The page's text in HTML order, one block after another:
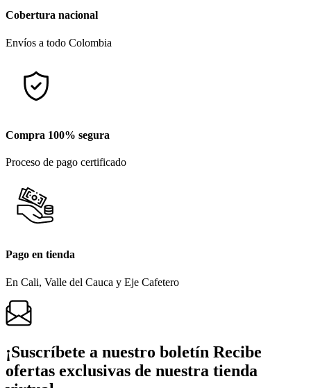
Cobertura nacional
Envíos a todo Colombia
Compra 100% segura
Proceso de pago certificado
Pago en tienda
En Cali, Valle del Cauca y Eje Cafetero
¡Suscríbete a nuestro boletín Recibe
ofertas exclusivas de nuestra tienda